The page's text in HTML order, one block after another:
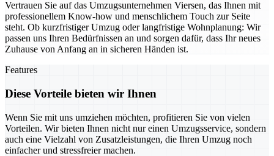
Vertrauen Sie auf das Umzugsunternehmen Viersen, das Ihnen mit
professionellem Know-how und menschlichem Touch zur Seite
steht. Ob kurzfristiger Umzug oder langfristige Wohnplanung: Wir
passen uns Ihren Bedürfnissen an und sorgen dafür, dass Ihr neues
Zuhause von Anfang an in sicheren Händen ist.
Features
Diese Vorteile bieten wir Ihnen
Wenn Sie mit uns umziehen möchten, profitieren Sie von vielen
Vorteilen. Wir bieten Ihnen nicht nur einen Umzugsservice, sondern
auch eine Vielzahl von Zusatzleistungen, die Ihren Umzug noch
einfacher und stressfreier machen.